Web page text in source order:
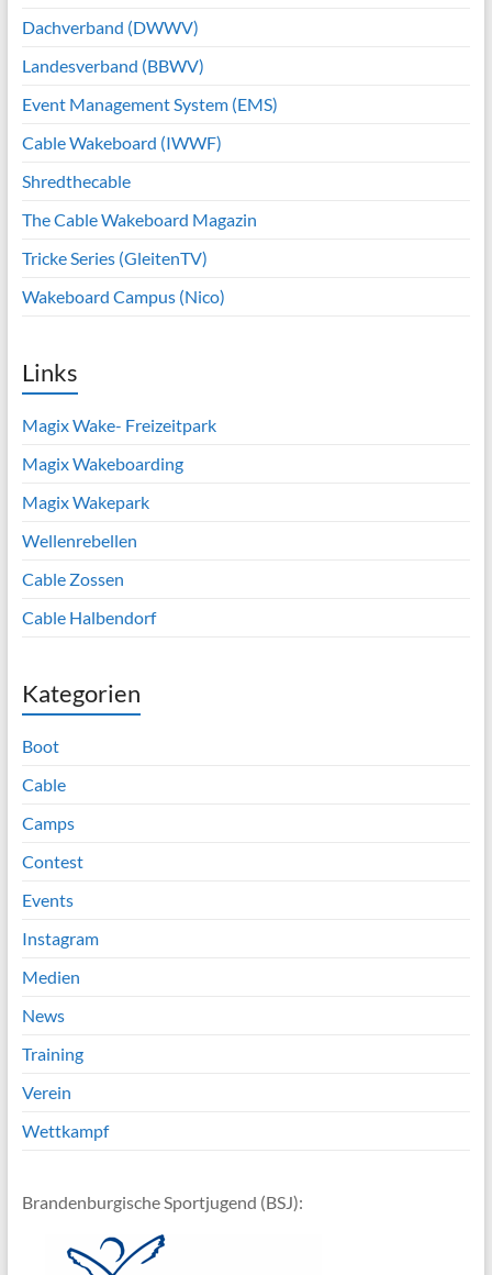
Dachverband (DWWV)
Landesverband (BBWV)
Event Management System (EMS)
Cable Wakeboard (IWWF)
Shredthecable
The Cable Wakeboard Magazin
Tricke Series (GleitenTV)
Wakeboard Campus (Nico)
Links
Magix Wake- Freizeitpark
Magix Wakeboarding
Magix Wakepark
Wellenrebellen
Cable Zossen
Cable Halbendorf
Kategorien
Boot
Cable
Camps
Contest
Events
Instagram
Medien
News
Training
Verein
Wettkampf
Brandenburgische Sportjugend (BSJ):